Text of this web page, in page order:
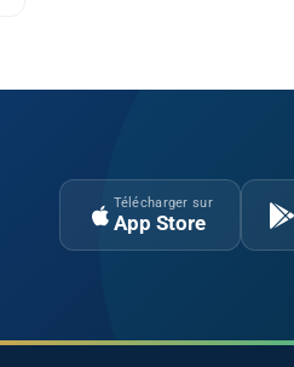
Télécharger sur
App Store